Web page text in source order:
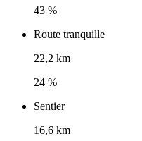
43 %
Route tranquille
22,2 km
24 %
Sentier
16,6 km